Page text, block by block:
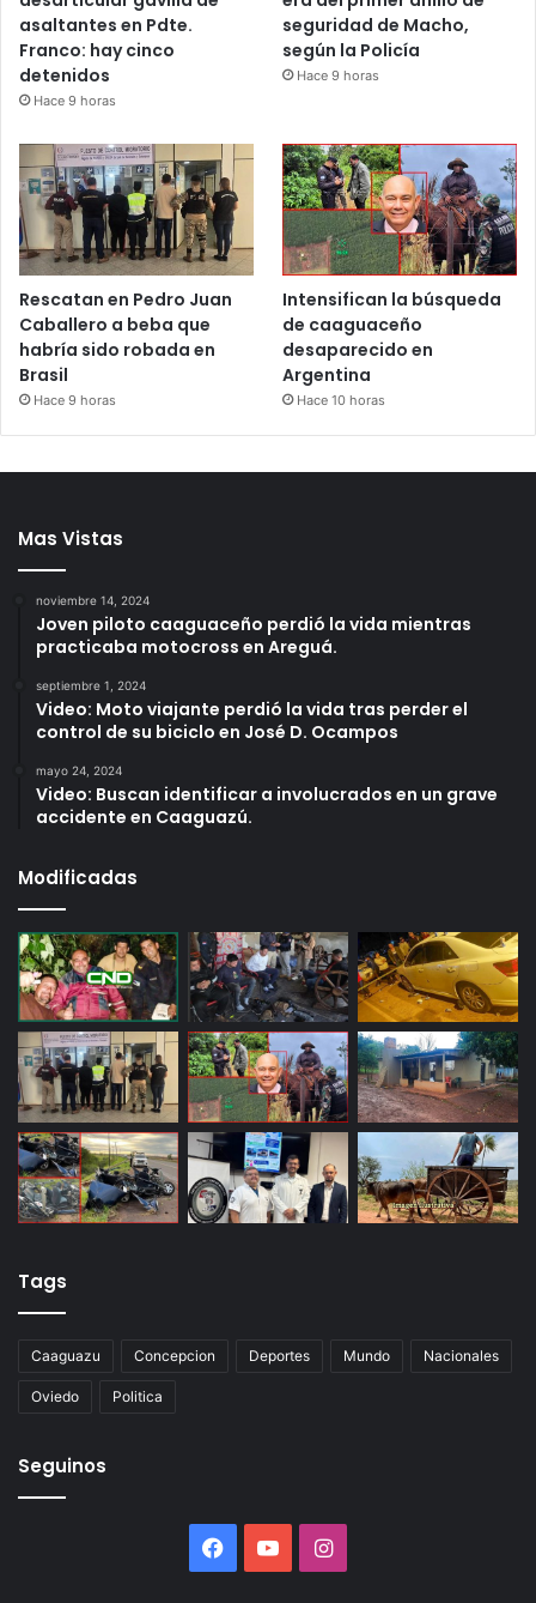
asaltantes en Pdte.
Franco: hay cinco
detenidos
Hace 9 horas
seguridad de Macho,
según la Policía
Hace 9 horas
Rescatan en Pedro Juan
Caballero a beba que
habría sido robada en
Brasil
Hace 9 horas
Intensifican la búsqueda
de caaguaceño
desaparecido en
Argentina
Hace 10 horas
Mas Vistas
noviembre 14, 2024
Joven piloto caaguaceño perdió la vida mientras
practicaba motocross en Areguá.
septiembre 1, 2024
Video: Moto viajante perdió la vida tras perder el
control de su biciclo en José D. Ocampos
mayo 24, 2024
Video: Buscan identificar a involucrados en un grave
accidente en Caaguazú.
Modificadas
Tags
Caaguazu Concepcion Deportes Mundo Nacionales
Oviedo Politica
Seguinos
Facebook
YouTubeInstagram